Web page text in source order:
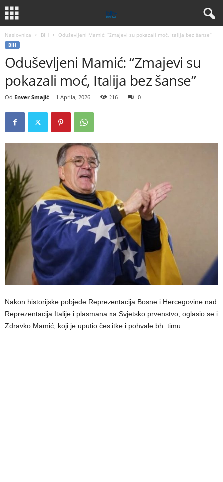
Naslovnica BIH Oduševljeni Mamić: “Zmajevi su pokazali moć, Italija bez šanse”
BIH
Oduševljeni Mamić: “Zmajevi su
pokazali moć, Italija bez šanse”
Od Enver Smajić - 1 Aprila, 2026 216 0
Nakon historijske pobjede Reprezentacija Bosne i Hercegovine nad
Reprezentacija Italije i plasmana na Svjetsko prvenstvo, oglasio se i
Zdravko Mamić, koji je uputio čestitke i pohvale bh. timu.